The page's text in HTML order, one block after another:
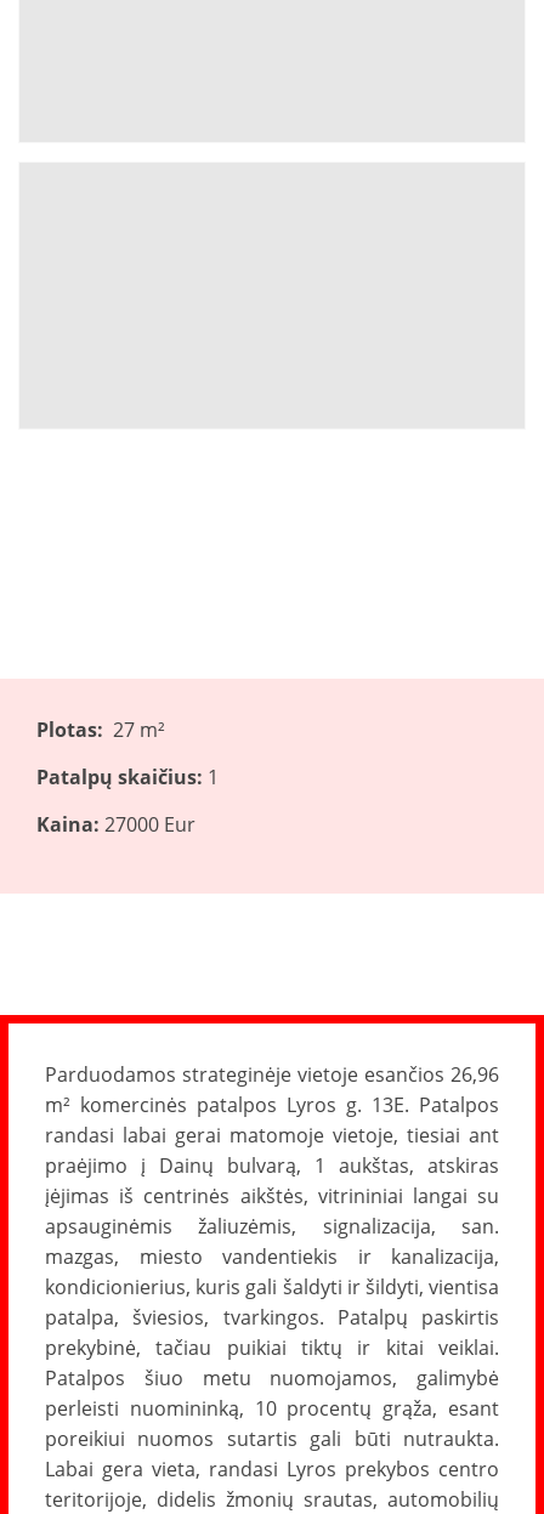
Plotas: 27 m²
Patalpų skaičius: 1
Kaina: 27000 Eur
Parduodamos strateginėje vietoje esančios 26,96
m² komercinės patalpos Lyros g. 13E. Patalpos
randasi labai gerai matomoje vietoje, tiesiai ant
praėjimo į Dainų bulvarą, 1 aukštas, atskiras
įėjimas iš centrinės aikštės, vitrininiai langai su
apsauginėmis žaliuzėmis, signalizacija, san.
mazgas, miesto vandentiekis ir kanalizacija,
kondicionierius, kuris gali šaldyti ir šildyti, vientisa
patalpa, šviesios, tvarkingos. Patalpų paskirtis
prekybinė, tačiau puikiai tiktų ir kitai veiklai.
Patalpos šiuo metu nuomojamos, galimybė
perleisti nuomininką, 10 procentų grąža, esant
poreikiui nuomos sutartis gali būti nutraukta.
Labai gera vieta, randasi Lyros prekybos centro
teritorijoje, didelis žmonių srautas, automobilių